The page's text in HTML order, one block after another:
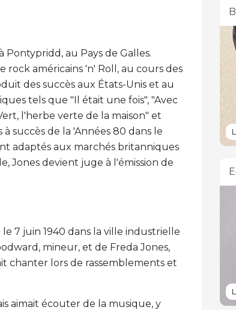
Pontypridd, au Pays de Galles.
rock américains 'n' Roll, au cours des
des succès aux États-Unis et au
tels que "Il était une fois", "Avec
l'herbe verte de la maison" et
succès de la 'Années 80 dans le
adaptés aux marchés britanniques
Jones devient juge à l'émission de
7 juin 1940 dans la ville industrielle
mineur, et de Freda Jones,
chanter lors de rassemblements et
aimait écouter de la musique, y